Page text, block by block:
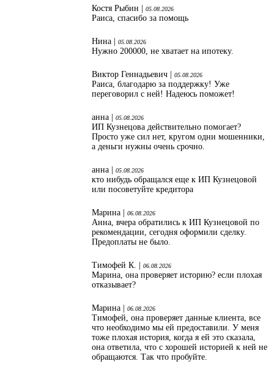
Костя Рыбин | 05.08.2026
Раиса, спасибо за помощь
Нина | 05.08.2026
Нужно 200000, не хватает на ипотеку.
Виктор Геннадьевич | 05.08.2026
Раиса, благодарю за поддержку! Уже
переговорил с ней! Надеюсь поможет!
анна | 05.08.2026
ИП Кузнецова действительно помогает?
Просто уже сил нет, кругом одни мошенники,
а деньги нужны очень срочно.
анна | 05.08.2026
кто нибудь обращался еще к ИП Кузнецовой
или посоветуйте кредитора
Марина | 06.08.2026
Анна, вчера обратились к ИП Кузнецовой по
рекомендации, сегодня оформили сделку.
Предоплаты не было.
Тимофей К. | 06.08.2026
Марина, она проверяет историю? если плохая
отказывает?
Марина | 06.08.2026
Тимофей, она проверяет данные клиента, все
что необходимо мы ей предоставили. У меня
тоже плохая история, когда я ей это сказала,
она ответила, что с хорошей историей к ней не
обращаются. Так что пробуйте.